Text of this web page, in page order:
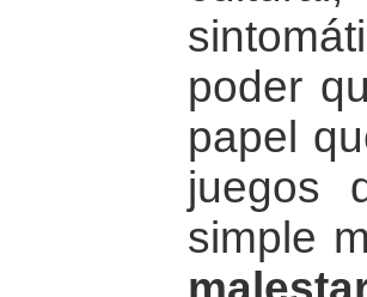
poder
papel
juegos
simple